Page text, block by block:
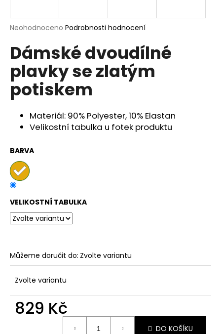
Průměrné
produktu
je
5
hvězdiček.
Neohodnoceno Podrobnosti hodnocení
Dámské dvoudílné
plavky se zlatým
potiskem
Materiál: 90% Polyester, 10% Elastan
Velikostní tabulka u fotek produktu
BARVA
VELIKOSTNÍ TABULKA
Můžeme doručit do: Zvolte variantu
Zvolte variantu
829 Kč
DO KOŠÍKU
j
t
?
HLEDAT
D
o
p
o
r
u
č
e
m
e
DÁMSKÉ
ČERNÉ